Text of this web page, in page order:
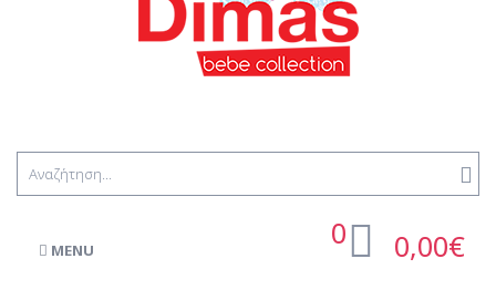
0 0,00€
MENU